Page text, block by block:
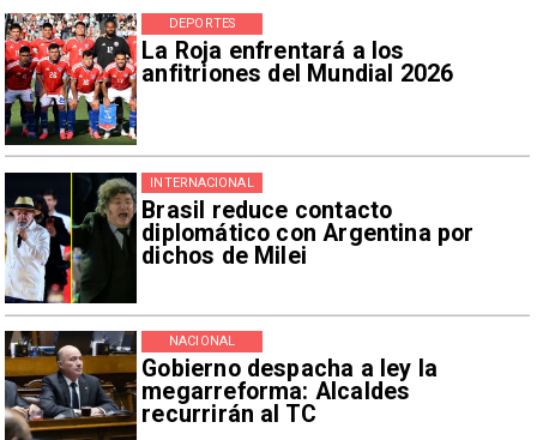
La Roja enfrentará a los
anfitriones del Mundial 2026
DEPORTES
Brasil reduce contacto
diplomático con Argentina por
dichos de Milei
INTERNACIONAL
Gobierno despacha a ley la
megarreforma: Alcaldes
recurrirán al TC
NACIONAL